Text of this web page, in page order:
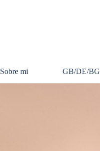
▼
Sobre mi ▼
GB/DE/BG